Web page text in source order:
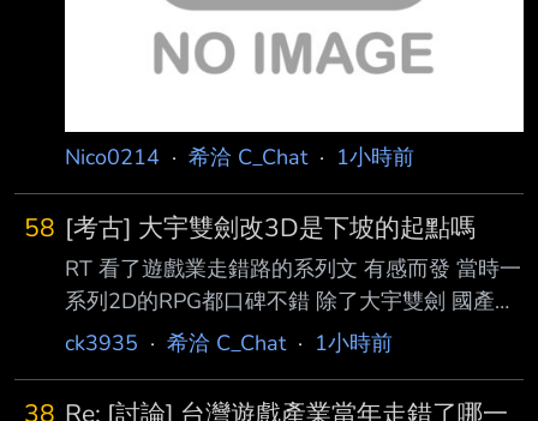
Nico0214 · 希洽 C_Chat· 1小時前
58 [考古] 大宇雙劍改3D是下坡的起點嗎
RT 看了遊戲業走錯路的系列文 有感而發 當時一
系列2D的RPG都口碑不錯 除了大宇雙劍 國產佳
作還有絕代雙驕、楚留香、幻想三國之類的 結
很重、破圖、穿模、卡視角、還第一次體驗到
ck3935 · 希洽 C_Chat· 1小時前
38 Re: [討論] 台灣遊戲產業當年走錯了哪一